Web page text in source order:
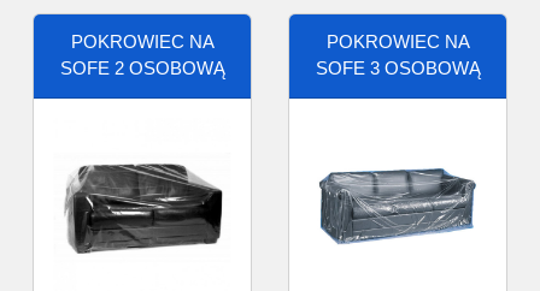
POKROWIEC NA
SOFE 2 OSOBOWĄ
POKROWIEC NA
SOFE 3 OSOBOWĄ